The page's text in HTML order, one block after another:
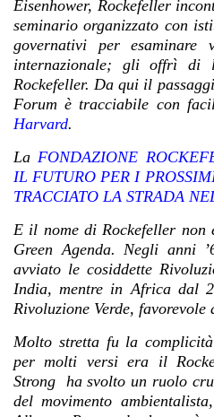
Eisenhower, Rockefeller
seminario organizzato con
governativi per
internazionale; gli offrì di
Rockefeller. Da qui il
Forum è tracciabile con
Harvard.
La FONDAZIONE
IL FUTURO PER I
TRACCIATO LA STRADA
E il nome di Rockefeller non
Green Agenda. Negli anni
avviato le cosiddette
India, mentre in Africa dal
Rivoluzione Verde, favorevole
Molto stretta fu la
per molti versi era il
Strong ha svolto un ruolo
del movimento